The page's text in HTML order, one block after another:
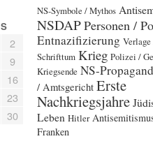
S
2
9
16
23
30
NS-Symbole / Mythos
NSDAPPersonen /
Entnazifizierung
Schrifttum Krieg Polizei /
Kriegsende NS-
/ Amtsgericht Erste
Nachkriegsjahre
Leben Hitler
Franken